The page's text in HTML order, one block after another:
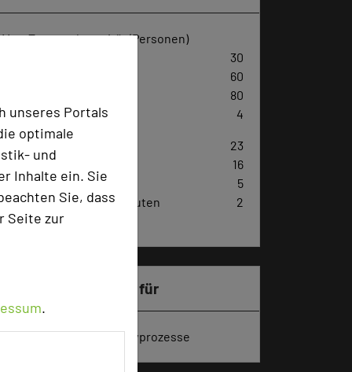
unseres Portals
optimale
und
Inhalte ein. Sie
Sie, dass
Seite zur
.
Max. Tagungskapazität (Personen)
30
60
80
Tagungsräume
4
Zimmer
23
Doppelzimmer
16
Suiten
5
Appartement, 5 Fahrminuten
entfernt
2
Besonders geeignet für
Seminar, Klausur, Kreativprozesse